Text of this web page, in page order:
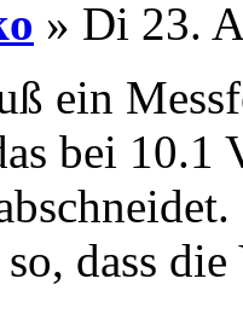
» Di 23.
ein
bei 10.1
dass